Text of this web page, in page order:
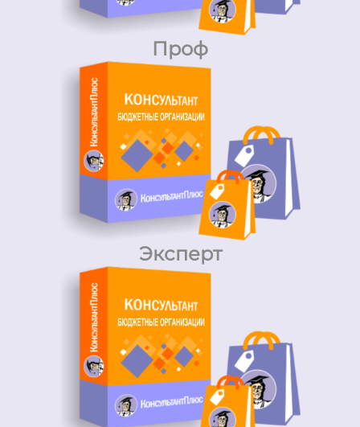
Проф
Эксперт